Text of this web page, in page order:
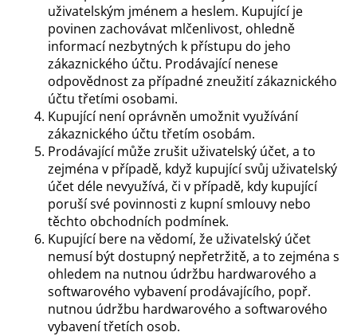
uživatelským jménem a heslem. Kupující je
povinen zachovávat mlčenlivost, ohledně
informací nezbytných k přístupu do jeho
zákaznického účtu. Prodávající nenese
odpovědnost za případné zneužití zákaznického
účtu třetími osobami.
Kupující není oprávněn umožnit využívání
zákaznického účtu třetím osobám.
Prodávající může zrušit uživatelský účet, a to
zejména v případě, když kupující svůj uživatelský
účet déle nevyužívá, či v případě, kdy kupující
poruší své povinnosti z kupní smlouvy nebo
těchto obchodních podmínek.
Kupující bere na vědomí, že uživatelský účet
nemusí být dostupný nepřetržitě, a to zejména s
ohledem na nutnou údržbu hardwarového a
softwarového vybavení prodávajícího, popř.
nutnou údržbu hardwarového a softwarového
vybavení třetích osob.